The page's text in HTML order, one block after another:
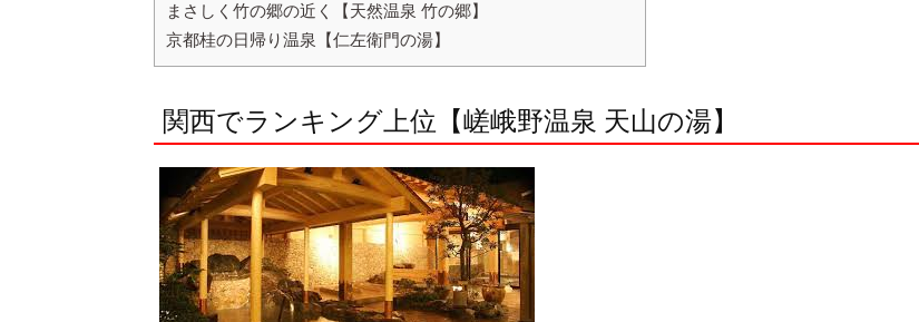
まさしく竹の郷の近く【天然温泉 竹の郷】
京都桂の日帰り温泉【仁左衛門の湯】
関西でランキング上位【嵯峨野温泉 天山の湯】